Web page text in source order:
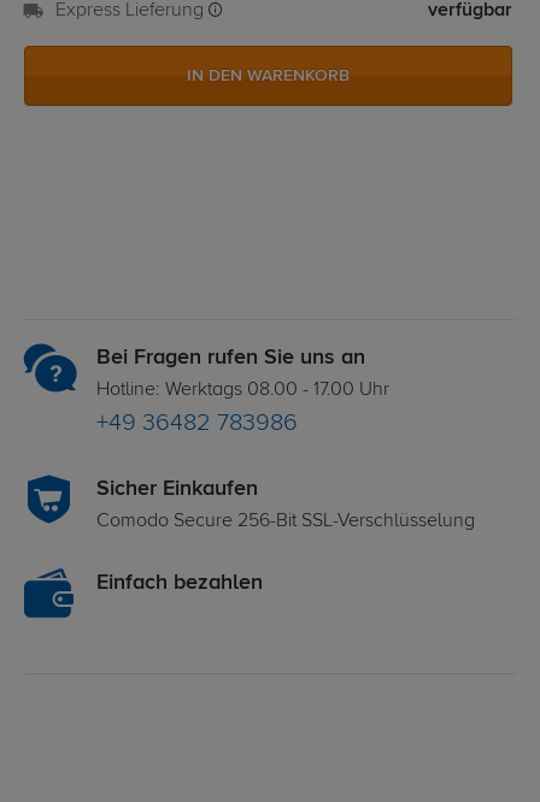
Express Lieferung verfügbar
IN DEN WARENKORB
Bei Fragen rufen Sie uns an
Hotline: Werktags 08.00 - 17.00 Uhr
+49 36482 783986
Sicher Einkaufen
Comodo Secure 256-Bit SSL-Verschlüsselung
Einfach bezahlen